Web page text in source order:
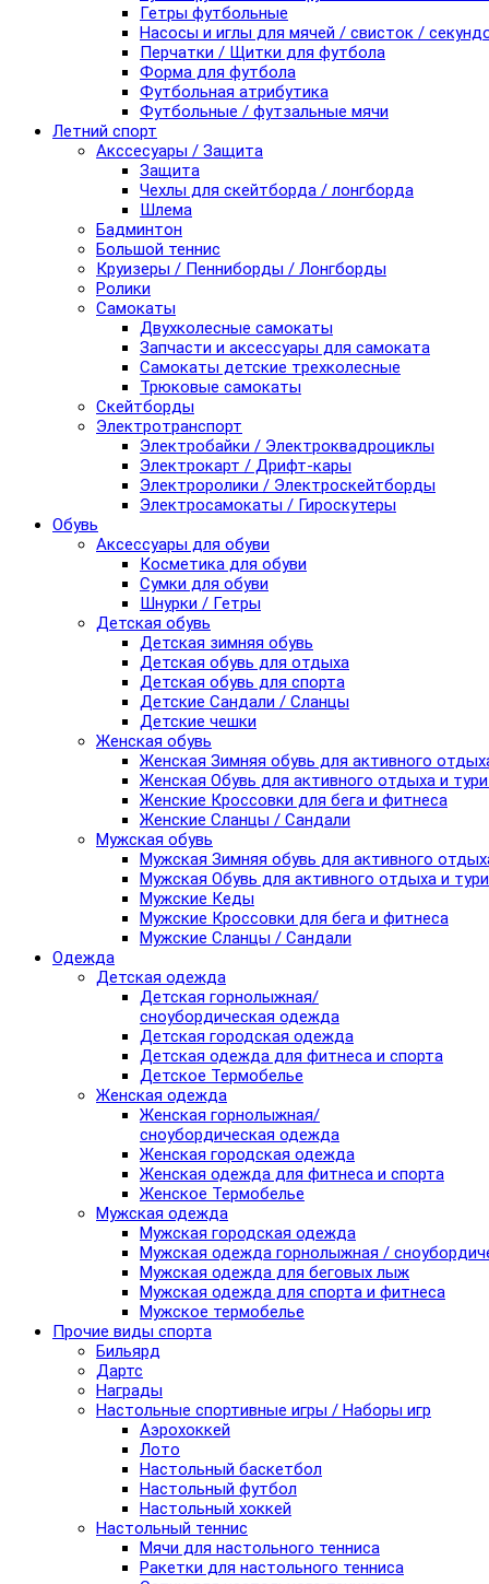
Гетры футбольные
Насосы и иглы для мячей / свисток /
Перчатки / Щитки для футбола
Форма для футбола
Футбольная атрибутика
Футбольные / футзальные мячи
Летний спорт
Акссесуары / Защита
Защита
Чехлы для скейтборда / лонгборда
Шлема
Бадминтон
Большой теннис
Круизеры / Пенниборды / Лонгборды
Ролики
Самокаты
Двухколесные самокаты
Запчасти и аксессуары для самоката
Самокаты детские трехколесные
Трюковые самокаты
Скейтборды
Электротранспорт
Электробайки / Электроквадроциклы
Электрокарт / Дрифт-кары
Электроролики / Электроскейтборды
Электросамокаты / Гироскутеры
Обувь
Аксессуары для обуви
Косметика для обуви
Сумки для обуви
Шнурки / Гетры
Детская обувь
Детская зимняя обувь
Детская обувь для отдыха
Детская обувь для спорта
Детские Сандали / Сланцы
Детские чешки
Женская обувь
Женская Зимняя обувь для активного
Женская Обувь для активного отдыха и
Женские Кроссовки для бега и фитнеса
Женские Сланцы / Сандали
Мужская обувь
Мужская Зимняя обувь для активного
Мужская Обувь для активного отдыха и
Мужские Кеды
Мужские Кроссовки для бега и фитнеса
Мужские Сланцы / Сандали
Одежда
Детская одежда
Детская горнолыжная/
сноубордическая одежда
Детская городская одежда
Детская одежда для фитнеса и спорта
Детское Термобелье
Женская одежда
Женская горнолыжная/
сноубордическая одежда
Женская городская одежда
Женская одежда для фитнеса и спорта
Женское Термобелье
Мужская одежда
Мужская городская одежда
Мужская одежда горнолыжная /
Мужская одежда для беговых лыж
Мужская одежда для спорта и фитнеса
Мужское термобелье
Прочие виды спорта
Бильярд
Дартс
Награды
Настольные спортивные игры / Наборы игр
Аэрохоккей
Лото
Настольный баскетбол
Настольный футбол
Настольный хоккей
Настольный теннис
Мячи для настольного тенниса
Ракетки для настольного тенниса